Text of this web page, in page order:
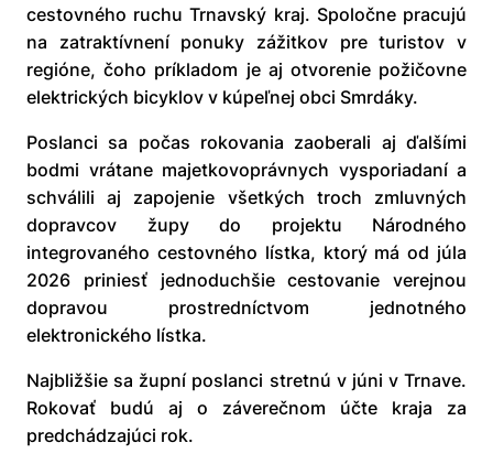
cestovného ruchu Trnavský kraj. Spoločne pracujú
na zatraktívnení ponuky zážitkov pre turistov v
regióne, čoho príkladom je aj otvorenie požičovne
elektrických bicyklov v kúpeľnej obci Smrdáky.
Poslanci sa počas rokovania zaoberali aj ďalšími
bodmi vrátane majetkovoprávnych vysporiadaní a
schválili aj zapojenie všetkých troch zmluvných
dopravcov župy do projektu Národného
integrovaného cestovného lístka, ktorý má od júla
2026 priniesť jednoduchšie cestovanie verejnou
dopravou prostredníctvom jednotného
elektronického lístka.
Najbližšie sa župní poslanci stretnú v júni v Trnave.
Rokovať budú aj o záverečnom účte kraja za
predchádzajúci rok.